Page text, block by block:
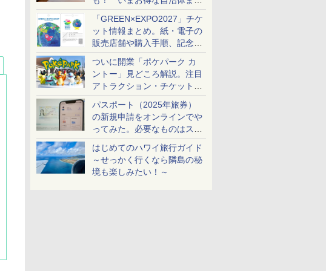
め
「GREEN×EXPO2027」チケ
ット情報まとめ。紙・電子の
販売店舗や購入手順、記念チ
ケットも解説
ついに開業「ポケパーク カ
ントー」見どころ解説。注目
アトラクション・チケット手
配・来場前に必要な準備は？
パスポート（2025年旅券）
の新規申請をオンラインでや
ってみた。必要なものはスマ
ホとマイナカードのみ
はじめてのハワイ旅行ガイド
～せっかく行くなら隣島の秘
境も楽しみたい！～